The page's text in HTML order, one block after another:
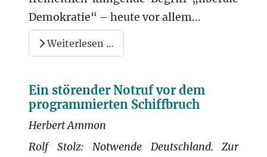
Demokratie“ – heute vor allem...
Weiterlesen …
Ein störender Notruf vor dem
programmierten Schiffbruch
Herbert Ammon
Rolf Stolz: Notwende Deutschland. Zur